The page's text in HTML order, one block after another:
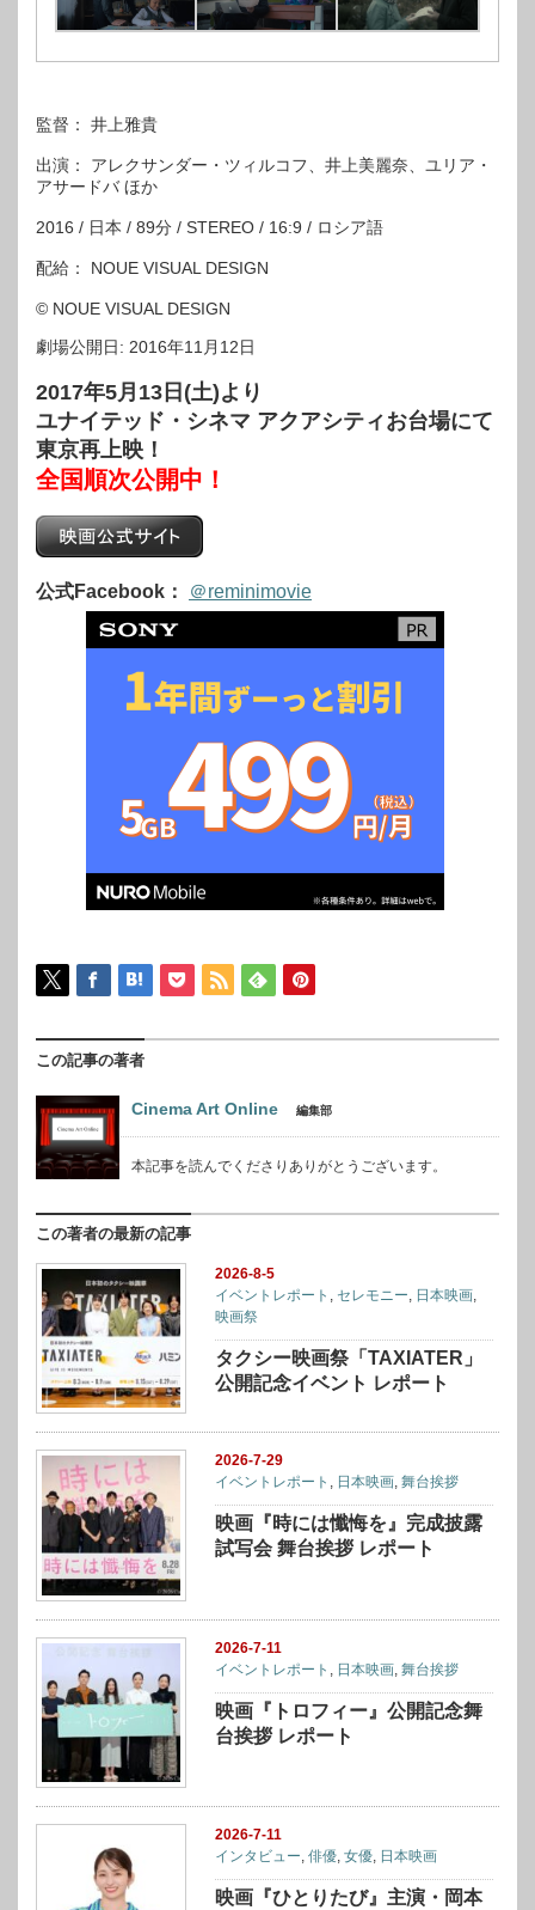
監督： 井上雅貴
出演： アレクサンダー・ツィルコフ、井上美麗奈、ユリア・
アサードバ ほか
2016 / 日本 / 89分 / STEREO / 16:9 / ロシア語
配給： NOUE VISUAL DESIGN
© NOUE VISUAL DESIGN
劇場公開日: 2016年11月12日
2017年5月13日(土)より
ユナイテッド・シネマ アクアシティお台場にて
東京再上映！
全国順次公開中！
公式Facebook： ＠reminimovie
この記事の著者
Cinema Art Online 編集部
本記事を読んでくださりありがとうございます。
この著者の最新の記事
2026-8-5
イベントレポート , セレモニー, 日本映画,
映画祭
タクシー映画祭「TAXIATER」
公開記念イベント レポート
2026-7-29
イベントレポート , 日本映画,舞台挨拶
映画『時には懺悔を』完成披露
試写会 舞台挨拶 レポート
2026-7-11
イベントレポート , 日本映画,舞台挨拶
映画『トロフィー』公開記念舞
台挨拶 レポート
2026-7-11
インタビュー,俳優,女優, 日本映画
映画『ひとりたび』主演・岡本